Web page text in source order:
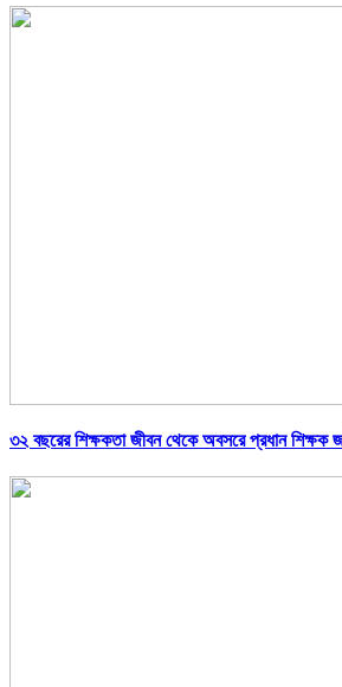
৩২ বছরের শিক্ষকতা জীবন থেকে অবসরে প্রধান শিক্ষক